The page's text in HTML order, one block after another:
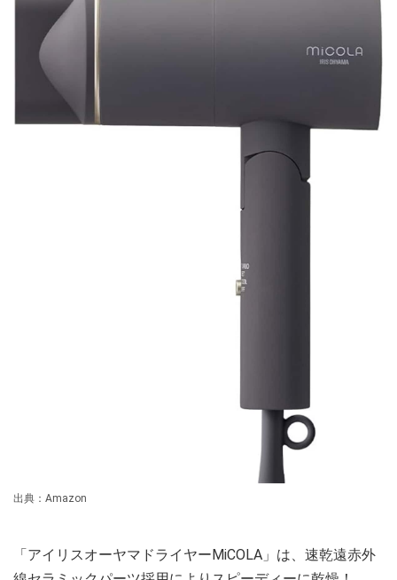
出典：Amazon
「アイリスオーヤマドライヤーMiCOLA」は、速乾遠赤外